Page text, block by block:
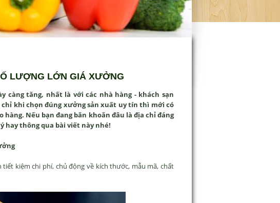
LƯỢNG LỚN GIÁ XƯỞNG
tăng, nhất là với các nhà hàng - khách sạn
khi chọn đúng xưởng sản xuất uy tín thì mới có
Nếu bạn đang băn khoăn đâu là địa chỉ đáng
hay thông qua bài viết này nhé!
kiệm chi phí, chủ động về kích thước, mẫu mã, chất